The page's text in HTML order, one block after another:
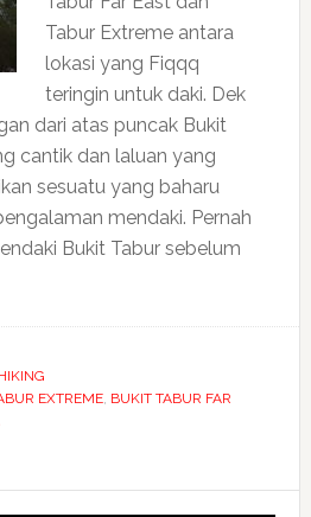
Tabur Extreme antara
lokasi yang Fiqqq
teringin untuk daki. Dek
dari atas puncak Bukit
cantik dan laluan yang
sesuatu yang baharu
mendaki. Pernah
Bukit Tabur sebelum
EXTREME, BUKIT TABUR FAR